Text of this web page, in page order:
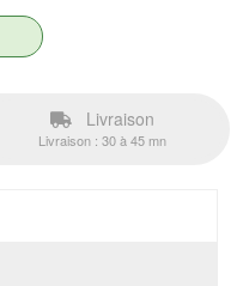
Livraison
Livraison : 30 à 45 mn